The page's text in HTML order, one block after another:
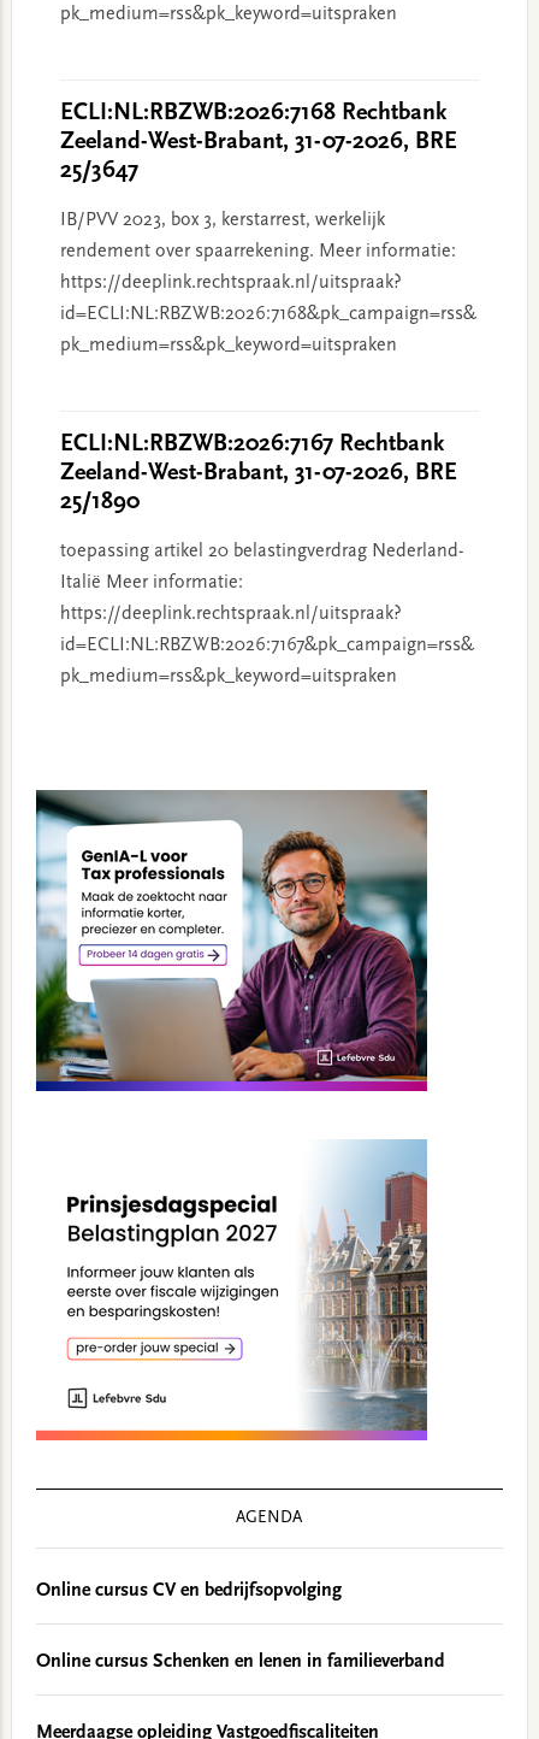
pk_medium=rss&pk_keyword=uitspraken
ECLI:NL:RBZWB:2026:7168 Rechtbank
Zeeland-West-Brabant, 31-07-2026, BRE
25/3647
IB/PVV 2023, box 3, kerstarrest, werkelijk
rendement over spaarrekening. Meer informatie:
https://deeplink.rechtspraak.nl/uitspraak?
id=ECLI:NL:RBZWB:2026:7168&pk_campaign=rss&
pk_medium=rss&pk_keyword=uitspraken
ECLI:NL:RBZWB:2026:7167 Rechtbank
Zeeland-West-Brabant, 31-07-2026, BRE
25/1890
toepassing artikel 20 belastingverdrag Nederland-
Italië Meer informatie:
https://deeplink.rechtspraak.nl/uitspraak?
id=ECLI:NL:RBZWB:2026:7167&pk_campaign=rss&
pk_medium=rss&pk_keyword=uitspraken
Sidebar
AGENDA
Online cursus CV en bedrijfsopvolging
Online cursus Schenken en lenen in familieverband
Meerdaagse opleiding Vastgoedfiscaliteiten